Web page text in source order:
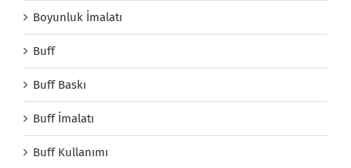
Boyunluk İmalatı
Buff
Buff Baskı
Buff İmalatı
Buff Kullanımı